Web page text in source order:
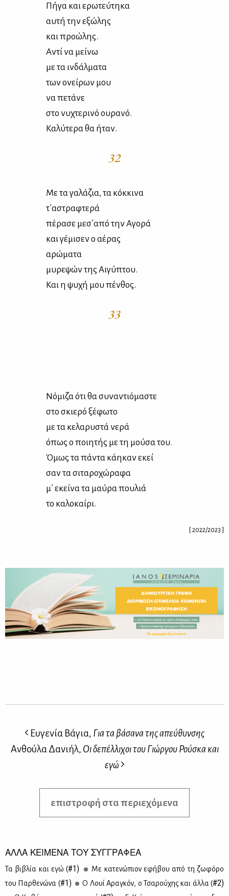
Πή­γα και ερω­τεύ­τη­κα
αυ­τή την εξώ­λης
και προ­ώ­λης.
Αντί να μεί­νω
με τα ιν­δάλ­μα­τα
των ονεί­ρων μου
να πε­τά­νε
στο νυ­χτε­ρι­νό ου­ρα­νό.
Κα­λύ­τε­ρα θα ήταν.
32
Με τα γα­λά­ζια, τα κόκ­κι­να
τ΄αστρα­φτε­ρά
πέ­ρα­σε μεσ΄από την Αγο­ρά
και γέ­μι­σεν ο αέ­ρας
αρώ­μα­τα
μυ­ρε­ψών της Αι­γύ­πτου.
Και η ψυ­χή μου πέν­θος.
33
Νό­μι­ζα ότι θα συ­να­ντιό­μα­στε
στο σκιε­ρό ξέ­φω­το
με τα κε­λα­ρυ­στά νε­ρά
όπως ο ποι­η­τής με τη μού­σα του.
Όμως τα πά­ντα κά­η­καν εκεί
σαν τα σι­τα­ρο­χώ­ρα­φα
μ΄ εκεί­να τα μαύ­ρα που­λιά
το κα­λο­καί­ρι.
[ 2022/2023 ]
Ευγενία Βάγια, Για τα βάσανα της απεύθυνσης
Ανθούλα Δανιήλ, Οι δεπέλλιχοι του Γιώργου Ρούσκα και
εγώ
επιστροφή στα περιεχόμενα
ΑΛΛΑ ΚΕΙΜΕΝΑ ΤΟΥ ΣΥΓΓΡΑΦΕΑ
Τα βι­βλία και εγώ (#1)
Με κα­τε­νώ­πιον εφή­βου από τη ζω­φό­ρο
του Παρ­θε­νώ­να (#1) Ο Λουί Αρα­γκόν, ο Τσα­ρού­χης και άλ­λα (#2)